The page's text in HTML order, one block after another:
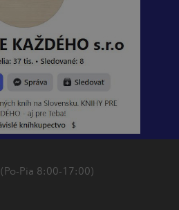
(Po-Pia 8:00-17:00)